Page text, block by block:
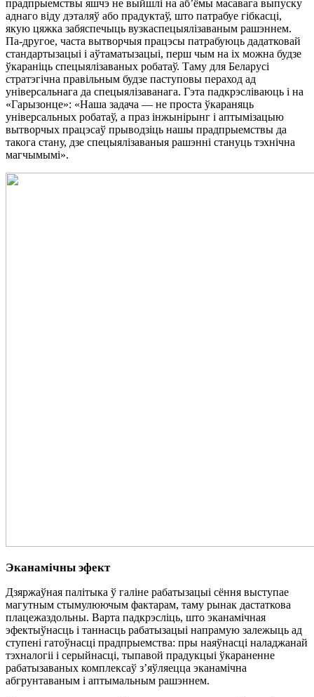
прадпрыемствы яшчэ не выйшлі на аб’ёмы масавага выпуску
аднаго віду дэталяў або прадуктаў, што патрабуе гібкасці,
якую цяжка забяспечыць вузкаспецыялізаваным рашэннем.
Па-другое, часта вытворчыя працэсы патрабуюць дадатковай
стандартызацыі і аўтаматызацыі, перш чым на іх можна будзе
ўкараніць спецыялізаваных робатаў. Таму для Беларусі
стратэгічна правільным будзе паступовы пераход ад
універсальнага да спецыялізаванага. Гэта падкрэсліваюць і на
«Гарызонце»: «Наша задача — не проста ўкараняць
універсальных робатаў, а праз інжынірынг і аптымізацыю
вытворчых працэсаў прыводзіць нашы прадпрыемствы да
такога стану, дзе спецыялізаваныя рашэнні стануць тэхнічна
магчымымі».
Эканамічны эфект
Дзяржаўная палітыка ў галіне рабатызацыі сёння выступае
магутным стымулюючым фактарам, таму рынак дастаткова
плацежаздольны. Варта падкрэсліць, што эканамічная
эфектыўнасць і таннасць рабатызацыі напрамую залежыць ад
ступені гатоўнасці прадпрыемства: пры наяўнасці наладжанай
тэхналогіі і серыйнасці, тыпавой прадукцыі ўкараненне
рабатызаваных комплексаў з’яўляецца эканамічна
абгрунтаваным і аптымальным рашэннем.